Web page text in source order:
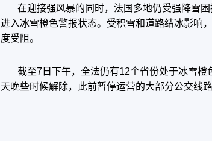
在迎接强风暴的同时，法国多地仍受强降雪
进入冰雪橙色警报状态。受积雪和道路结冰影响
度受阻。
截至7日下午，全法仍有12个省份处于冰雪橙
天晚些时候解除，此前暂停运营的大部分公交线